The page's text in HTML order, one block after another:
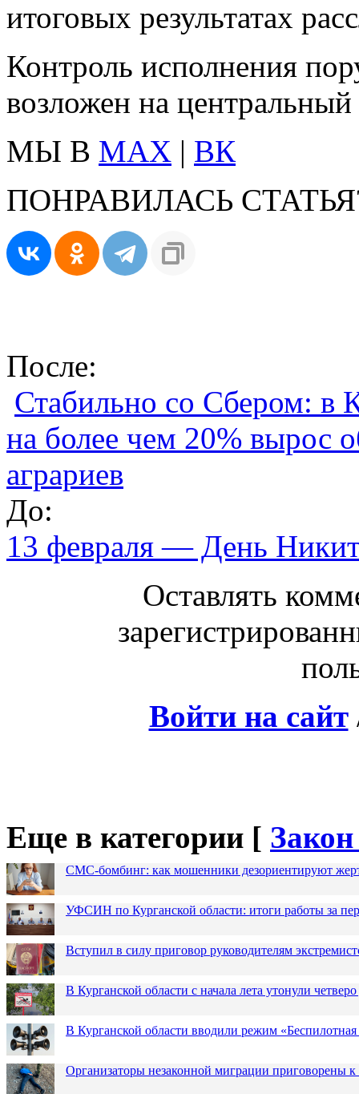
итоговых результатах
Контроль исполнения
возложен на центральный
МЫ В MAX | ВК
ПОНРАВИЛАСЬ
После:
Стабильно со Сбером: в
на более чем 20% вырос
аграриев
До:
13 февраля — День
Оставлять
Войти на сайт
Еще в категории [
СМС-бомбинг: как мошенники дезориентируют
УФСИН по Курганской области: итоги работы за
Вступил в силу приговор руководителям
В Курганской области с начала лета утонули четверо
В Курганской области вводили режим «Беспилотная
Организаторы незаконной миграции приговорены